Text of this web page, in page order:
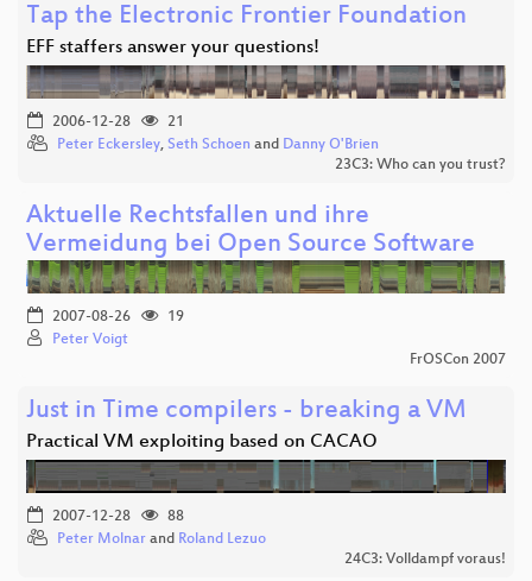
Tap the Electronic Frontier Foundation
EFF staffers answer your questions!
2006-12-28
21
Peter Eckersley, Seth Schoen and Danny O'Brien
23C3: Who can you trust?
Aktuelle Rechtsfallen und ihre
Vermeidung bei Open Source Software
2007-08-26
19
Peter Voigt
FrOSCon 2007
Just in Time compilers - breaking a VM
Practical VM exploiting based on CACAO
2007-12-28
88
Peter Molnar and Roland Lezuo
24C3: Volldampf voraus!